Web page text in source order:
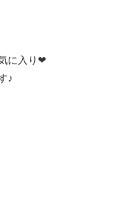
に入り❤︎
♪